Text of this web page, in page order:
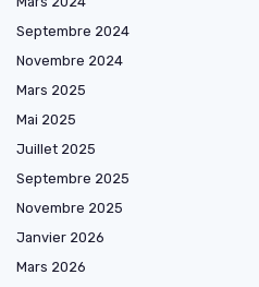
Septembre 2024
Novembre 2024
Mars 2025
Mai 2025
Juillet 2025
Septembre 2025
Novembre 2025
Janvier 2026
Mars 2026